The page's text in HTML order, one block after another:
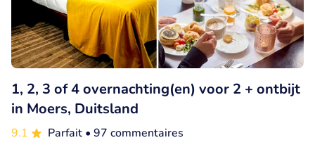
1, 2, 3 of 4 overnachting(en) voor 2 + ontbijt
in Moers, Duitsland
9.1 Parfait • 97 commentaires